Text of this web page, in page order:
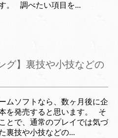
。 調べたい項目を...
グ】裏技や小技などの
ムソフトなら、数ヶ月後に企
を発売すると思います。 そ
とで、通常のプレイでは気づ
裏技や小技などの...